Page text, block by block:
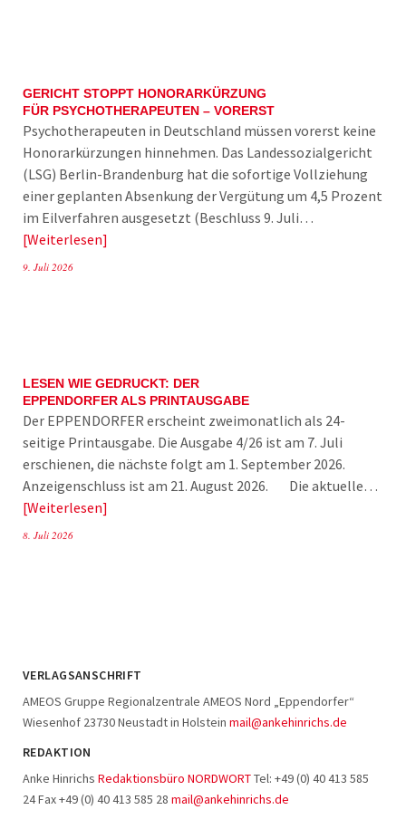
GERICHT STOPPT HONORARKÜRZUNG
FÜR PSYCHOTHERAPEUTEN – VORERST
Psychotherapeuten in Deutschland müssen vorerst keine
Honorarkürzungen hinnehmen. Das Landessozialgericht
(LSG) Berlin-Brandenburg hat die sofortige Vollziehung
einer geplanten Absenkung der Vergütung um 4,5 Prozent
im Eilverfahren ausgesetzt (Beschluss 9. Juli…
Weiterlesen
9. Juli 2026
LESEN WIE GEDRUCKT: DER
EPPENDORFER ALS PRINTAUSGABE
Der EPPENDORFER erscheint zweimonatlich als 24-
seitige Printausgabe. Die Ausgabe 4/26 ist am 7. Juli
erschienen, die nächste folgt am 1. September 2026.
Anzeigenschluss ist am 21. August 2026. Die aktuelle…
Weiterlesen
8. Juli 2026
VERLAGSANSCHRIFT
AMEOS Gruppe Regionalzentrale AMEOS Nord „Eppendorfer“
Wiesenhof 23730 Neustadt in Holstein mail@ankehinrichs.de
REDAKTION
Anke Hinrichs Redaktionsbüro NORDWORTTel: +49 (0) 40 413 585
24 Fax +49 (0) 40 413 585 28 mail@ankehinrichs.de